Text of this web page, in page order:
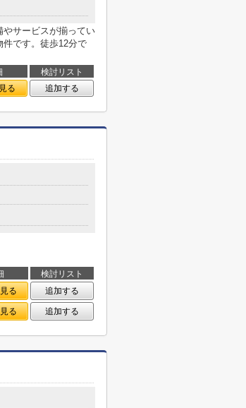
サービスが揃ってい
です。徒歩12分で
検討リスト
る 追加する
検討リスト
る
追加する
る 追加する